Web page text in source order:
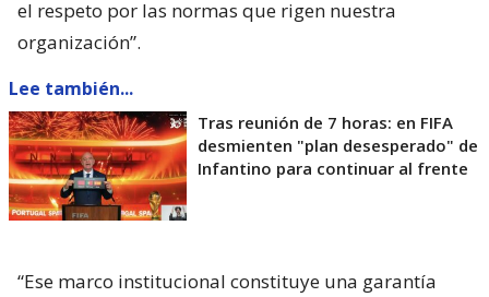
el respeto por las normas que rigen nuestra
organización”.
Lee también...
Tras reunión de 7 horas: en FIFA
desmienten "plan desesperado" de
Infantino para continuar al frente
“Ese marco institucional constituye una garantía